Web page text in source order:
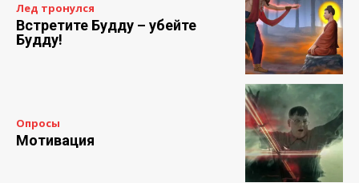
Лед тронулся
Встретите Будду – убейте
Будду!
Опросы
Мотивация